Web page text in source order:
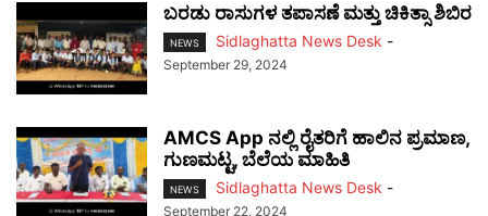
ಬರಡು ರಾಸುಗಳ ತಪಾಸಣೆ ಮತ್ತು ಚಿಕಿತ್ಸಾ ಶಿಬಿರ
NEWS Sidlaghatta News Desk -
September 29, 2024
AMCS App ನಲ್ಲಿ ರೈತರಿಗೆ ಹಾಲಿನ ಪ್ರಮಾಣ,
ಗುಣಮಟ್ಟ, ಬೆಲೆಯ ಮಾಹಿತಿ
NEWS Sidlaghatta News Desk -
September 22, 2024